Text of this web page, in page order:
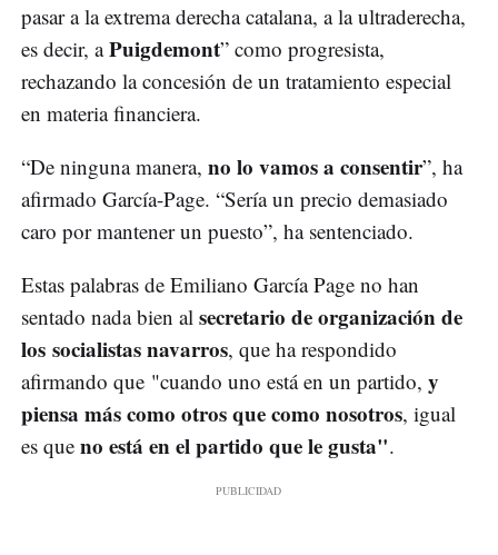
pasar a la extrema derecha catalana, a la ultraderecha,
es decir, aPuigdemont” como progresista,
rechazando la concesión de un tratamiento especial
en materia financiera.
“De ninguna manera, no lo vamos a consentir”, ha
afirmado García-Page. “Sería un precio demasiado
caro por mantener un puesto”, ha sentenciado.
Estas palabras de Emiliano García Page no han
sentado nada bien al secretario de organización de
los socialistas navarros, que ha respondido
afirmando que "cuando uno está en un partido, y
piensa más como otros que como nosotros, igual
es que no está en el partido que le gusta".